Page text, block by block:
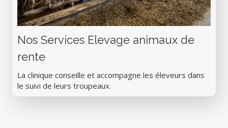
Nos Services Elevage animaux de
rente
La clinique conseille et accompagne les éleveurs dans
le suivi de leurs troupeaux.